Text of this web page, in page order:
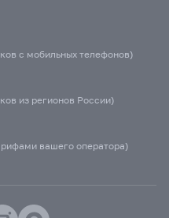
с мобильных телефонов)
из регионов России)
вашего оператора)